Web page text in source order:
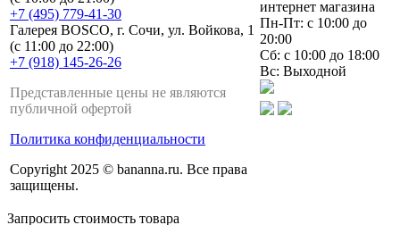
+7 (495) 779-41-30
Галерея BOSCO, г. Сочи, ул. Войкова, 1
(с 11:00 до 22:00)
+7 (918) 145-26-26
Представленные цены не являются
публичной офертой
Политика конфиденциальности
Copyright 2025 © bananna.ru. Все права
защищены.
интернет магазина
Пн-Пт: с 10:00 до
20:00
Сб: с 10:00 до 18:00
Вс: Выходной
Запросить стоимость товара